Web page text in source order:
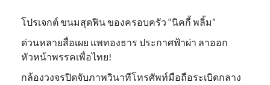
โปรเจกต์ ขนมสุดฟิน ของครอบครัว “นิคกี้ พลิ้ม”
ด่วนหลายสื่อเผย แพทองธาร ประกาศฟ้าผ่า ลาออก
หัวหน้าพรรคเพื่อไทย!
กล้องวงจรปิดจับภาพวินาทีโทรศัพท์มือถือระเบิดกลาง